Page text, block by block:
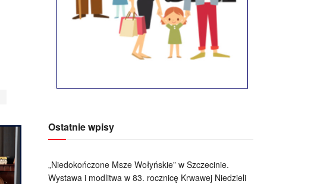
Ostatnie wpisy
„Niedokończone Msze Wołyńskie” w Szczecinie.
Wystawa i modlitwa w 83. rocznicę Krwawej Niedzieli